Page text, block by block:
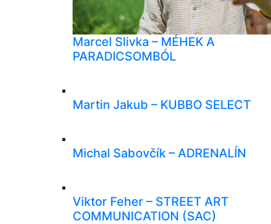
Marcel Slivka – MÉHEK A
PARADICSOMBÓL
Martin Jakub – KUBBO SELECT
Michal Sabovčík – ADRENALÍN
Viktor Feher – STREET ART
COMMUNICATION (SAC)